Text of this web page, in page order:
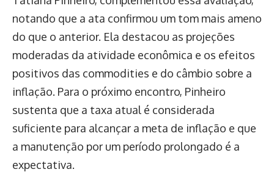
notando que a ata confirmou um tom mais ameno
do que o anterior. Ela destacou as projeções
moderadas da atividade econômica e os efeitos
positivos das commodities e do câmbio sobre a
inflação. Para o próximo encontro, Pinheiro
sustenta que a taxa atual é considerada
suficiente para alcançar a meta de inflação e que
a manutenção por um período prolongado é a
expectativa.